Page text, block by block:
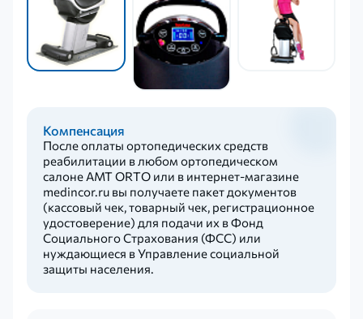
Компенсация
После оплаты ортопедических средств
реабилитации в любом ортопедическом
салоне AMT ORTO или в интернет-магазине
medincor.ru вы получаете пакет документов
(кассовый чек, товарный чек, регистрационное
удостоверение) для подачи их в Фонд
Социального Страхования (ФСС) или
нуждающиеся в Управление социальной
защиты населения.